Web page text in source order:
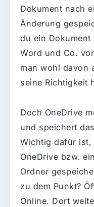
Dokument nach
Änderung
du ein Dokument
Word und Co.
man wohl davon
seine Richtigkeit
Doch OneDrive
und speichert
Wichtig dafür ist,
OneDrive bzw.
Ordner
zu dem Punkt?
Online. Dort